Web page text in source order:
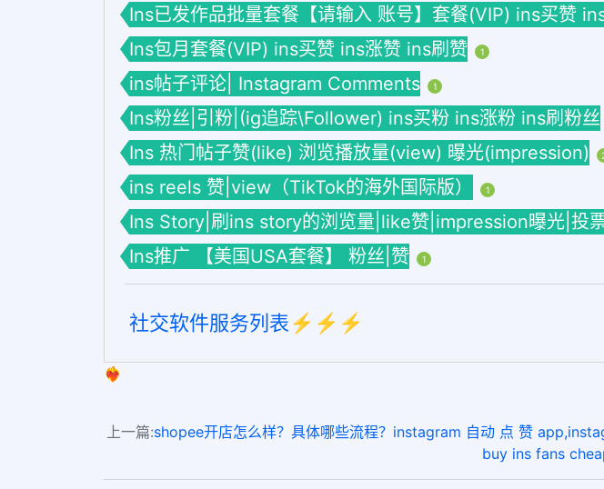
Ins已发作品批量套餐【请输入 账号】套餐(VIP) ins买赞
Ins包月套餐(VIP) ins买赞 ins涨赞 ins刷赞 1
ins帖子评论| Instagram Comments 1
Ins粉丝|引粉|(ig追踪\Follower) ins买粉 ins涨粉 ins刷粉丝
Ins 热门帖子赞(like) 浏览播放量(view) 曝光(impression)
ins reels 赞|view（TikTok的海外国际版） 1
Ins Story|刷ins story的浏览量|like赞|impression曝光|投
Ins推广 【美国USA套餐】 粉丝|赞 1
社交软件服务列表⚡️⚡️⚡️
❤️‍🔥
上一篇:shopee开店怎么样？具体哪些流程？instagram 自动 点 赞
buy ins fans